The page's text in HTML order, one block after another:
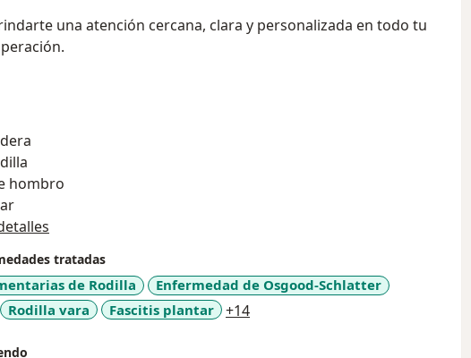
una atención cercana, clara y personalizada en todo tu
hombro
tratadas
de Rodilla
Enfermedad de Osgood-Schlatter
Rodilla vara Fascitis plantar +14a11y_sr_more_diseases